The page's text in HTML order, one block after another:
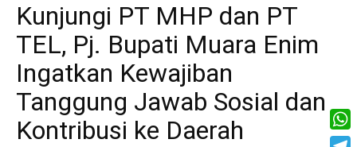
Kunjungi PT MHP dan PT
TEL, Pj. Bupati Muara Enim
Ingatkan Kewajiban
Tanggung Jawab Sosial dan
Kontribusi ke Daerah